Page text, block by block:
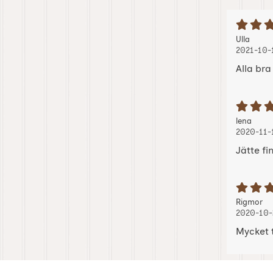
Recension
Ulla
2021-10-
Alla bra
Recension
lena
2020-11-
Jätte
Recension
Rigmor,,
2020-10-
Mycket